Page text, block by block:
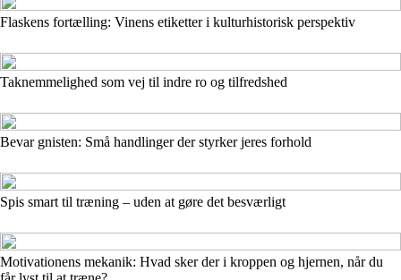
Flaskens fortælling: Vinens etiketter i kulturhistorisk perspektiv
Taknemmelighed som vej til indre ro og tilfredshed
Bevar gnisten: Små handlinger der styrker jeres forhold
Spis smart til træning – uden at gøre det besværligt
Motivationens mekanik: Hvad sker der i kroppen og hjernen, når du